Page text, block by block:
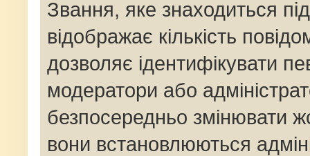
Звання, яке знаходиться
відображає кількість
дозволяє ідентифікувати
модератори або
безпосередньо змінювати
вони встановлюються